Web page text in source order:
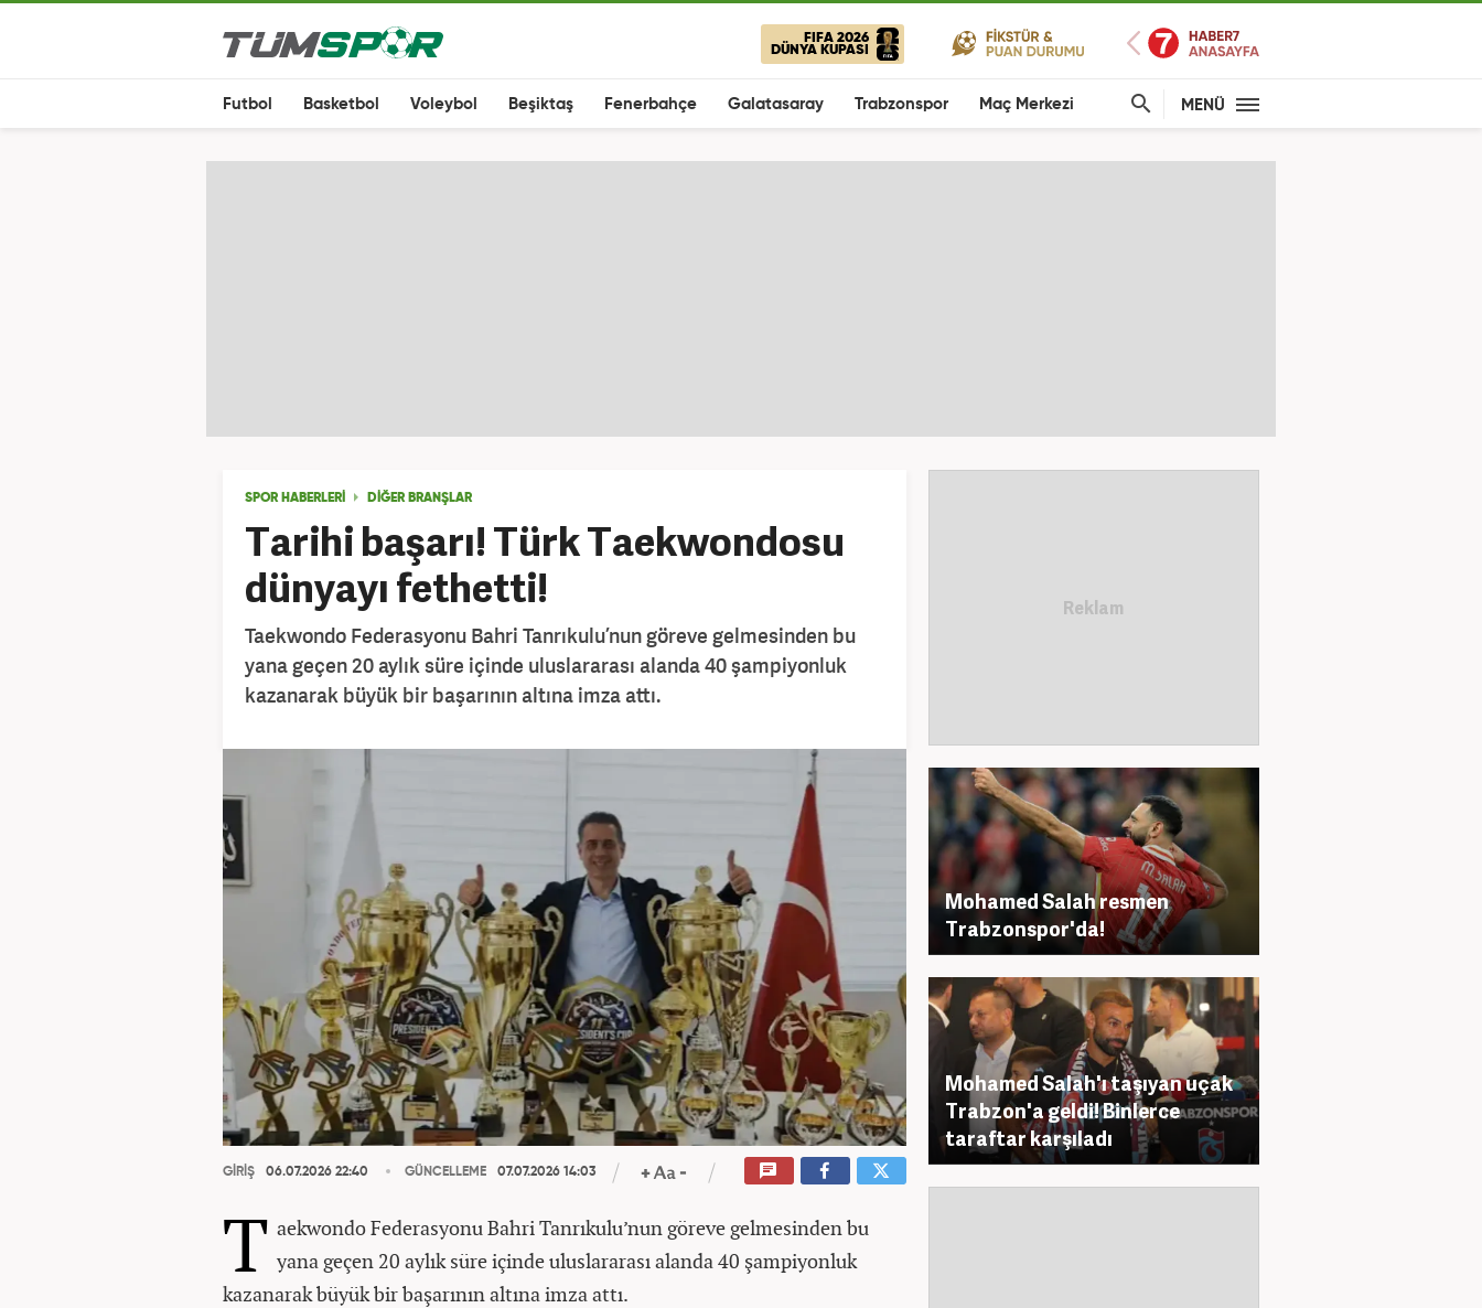
FIFA 2026
DÜNYA KUPASI
Futbol Basketbol Voleybol Beşiktaş Fenerbahçe Galatasaray Trabzonspor Maç Merkezi MENÜ
SPOR HABERLERİ DIĞER BRANŞLAR
Tarihi başarı! Türk Taekwondosu
dünyayı fethetti!
Taekwondo Federasyonu Bahri Tanrıkulu’nun göreve gelmesinden bu
yana geçen 20 aylık süre içinde uluslararası alanda 40 şampiyonluk
kazanarak büyük bir başarının altına imza attı.
GİRİŞ 06.07.2026 22:40 GÜNCELLEME 07.07.2026 14:03
T aekwondo Federasyonu Bahri Tanrıkulu’nun göreve gelmesinden bu
yana geçen 20 aylık süre içinde uluslararası alanda 40 şampiyonluk
kazanarak büyük bir başarının altına imza attı.
Mohamed Salah resmen
Trabzonspor'da!
Mohamed Salah'ı taşıyan uçak
Trabzon'a geldi! Binlerce
taraftar karşıladı